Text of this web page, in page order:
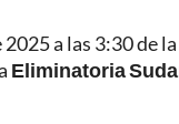
2025 a las 3:30 de
Eliminatoria